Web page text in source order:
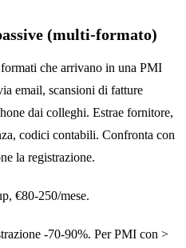
(multi-formato)
che arrivano in una PMI
email, scansioni di fatture
dai colleghi. Estrae fornitore,
codici contabili. Confronta con
la registrazione.
€80-250/mese.
-70-90%. Per PMI con >